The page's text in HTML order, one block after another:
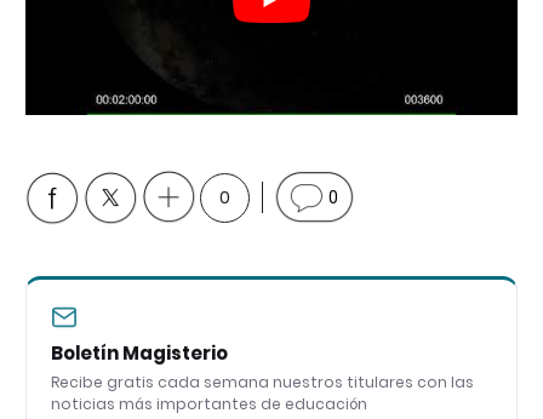
0 0
Boletín Magisterio
Recibe gratis cada semana nuestros titulares con las
noticias más importantes de educación